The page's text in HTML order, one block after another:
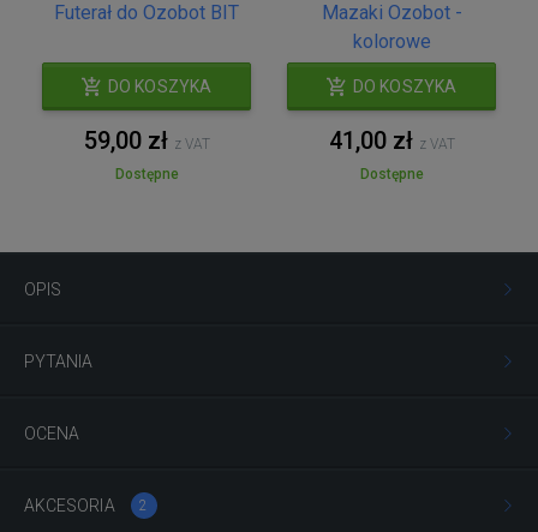
Futerał do Ozobot BIT
DO KOSZYKA
59,00 zł z VAT
Dostępne
Mazaki Ozobot -
kolorowe
DO KOSZYKA
41,00 zł z VAT
Dostępne
OPIS
PYTANIA
OCENA
AKCESORIA 2